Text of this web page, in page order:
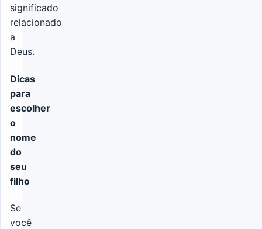
significado
relacionado
a
Deus.
Dicas
para
escolher
o
nome
do
seu
filho
Se
você